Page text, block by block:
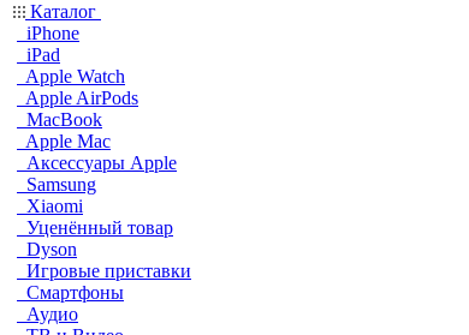
Каталог
iPhone
iPad
Apple Watch
Apple AirPods
MacBook
Apple Mac
Аксессуары Apple
Samsung
Xiaomi
Уценённый товар
Dyson
Игровые приставки
Смартфоны
Аудио